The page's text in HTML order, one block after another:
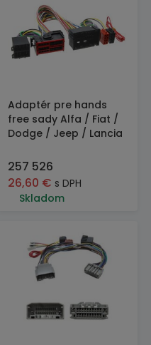
Adaptér pre hands
free sady Alfa / Fiat /
Dodge / Jeep / Lancia
257 526
26,60 € s DPH
Skladom